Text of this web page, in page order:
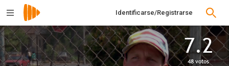
Identificarse/Registrarse
7.2
48 votos